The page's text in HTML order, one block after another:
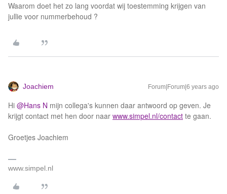
Waarom doet het zo lang voordat wij toestemming krijgen van
jullie voor nummerbehoud ?
Joachiem Forum|Forum|6 years ago
Hi @Hans N mijn collega's kunnen daar antwoord op geven. Je
krijgt contact met hen door naar www.simpel.nl/contact te gaan.
Groetjes Joachiem
www.simpel.nl